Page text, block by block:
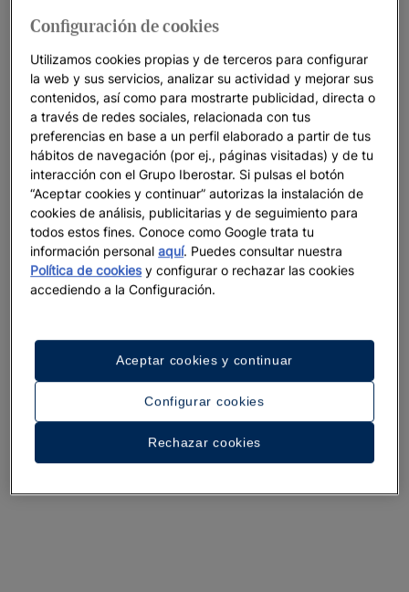
Un paseo por el hotel
Configuración de cookies
Utilizamos cookies propias y de terceros para configurar
la web y sus servicios, analizar su actividad y mejorar sus
contenidos, así como para mostrarte publicidad, directa o
a través de redes sociales, relacionada con tus
preferencias en base a un perfil elaborado a partir de tus
hábitos de navegación (por ej., páginas visitadas) y de tu
interacción con el Grupo Iberostar. Si pulsas el botón
“Aceptar cookies y continuar” autorizas la instalación de
cookies de análisis, publicitarias y de seguimiento para
todos estos fines. Conoce como Google trata tu
información personalaquí. Puedes consultar nuestra
Política de cookiesy configurar o rechazar las cookies
accediendo a la Configuración.
Configurar cookies
Rechazar cookies
Aceptar cookies y continuar